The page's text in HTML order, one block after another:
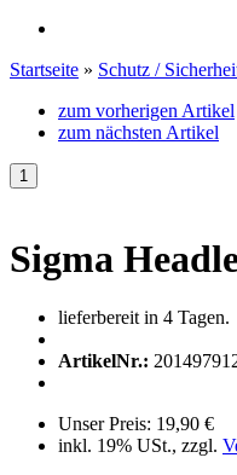
Startseite » Schutz /
zum vorherigen Artikel
zum nächsten Artikel
Sigma
lieferbereit in 4 Tagen.
ArtikelNr.:
Unser Preis: 19,90 €
inkl. 19% USt., zzgl.